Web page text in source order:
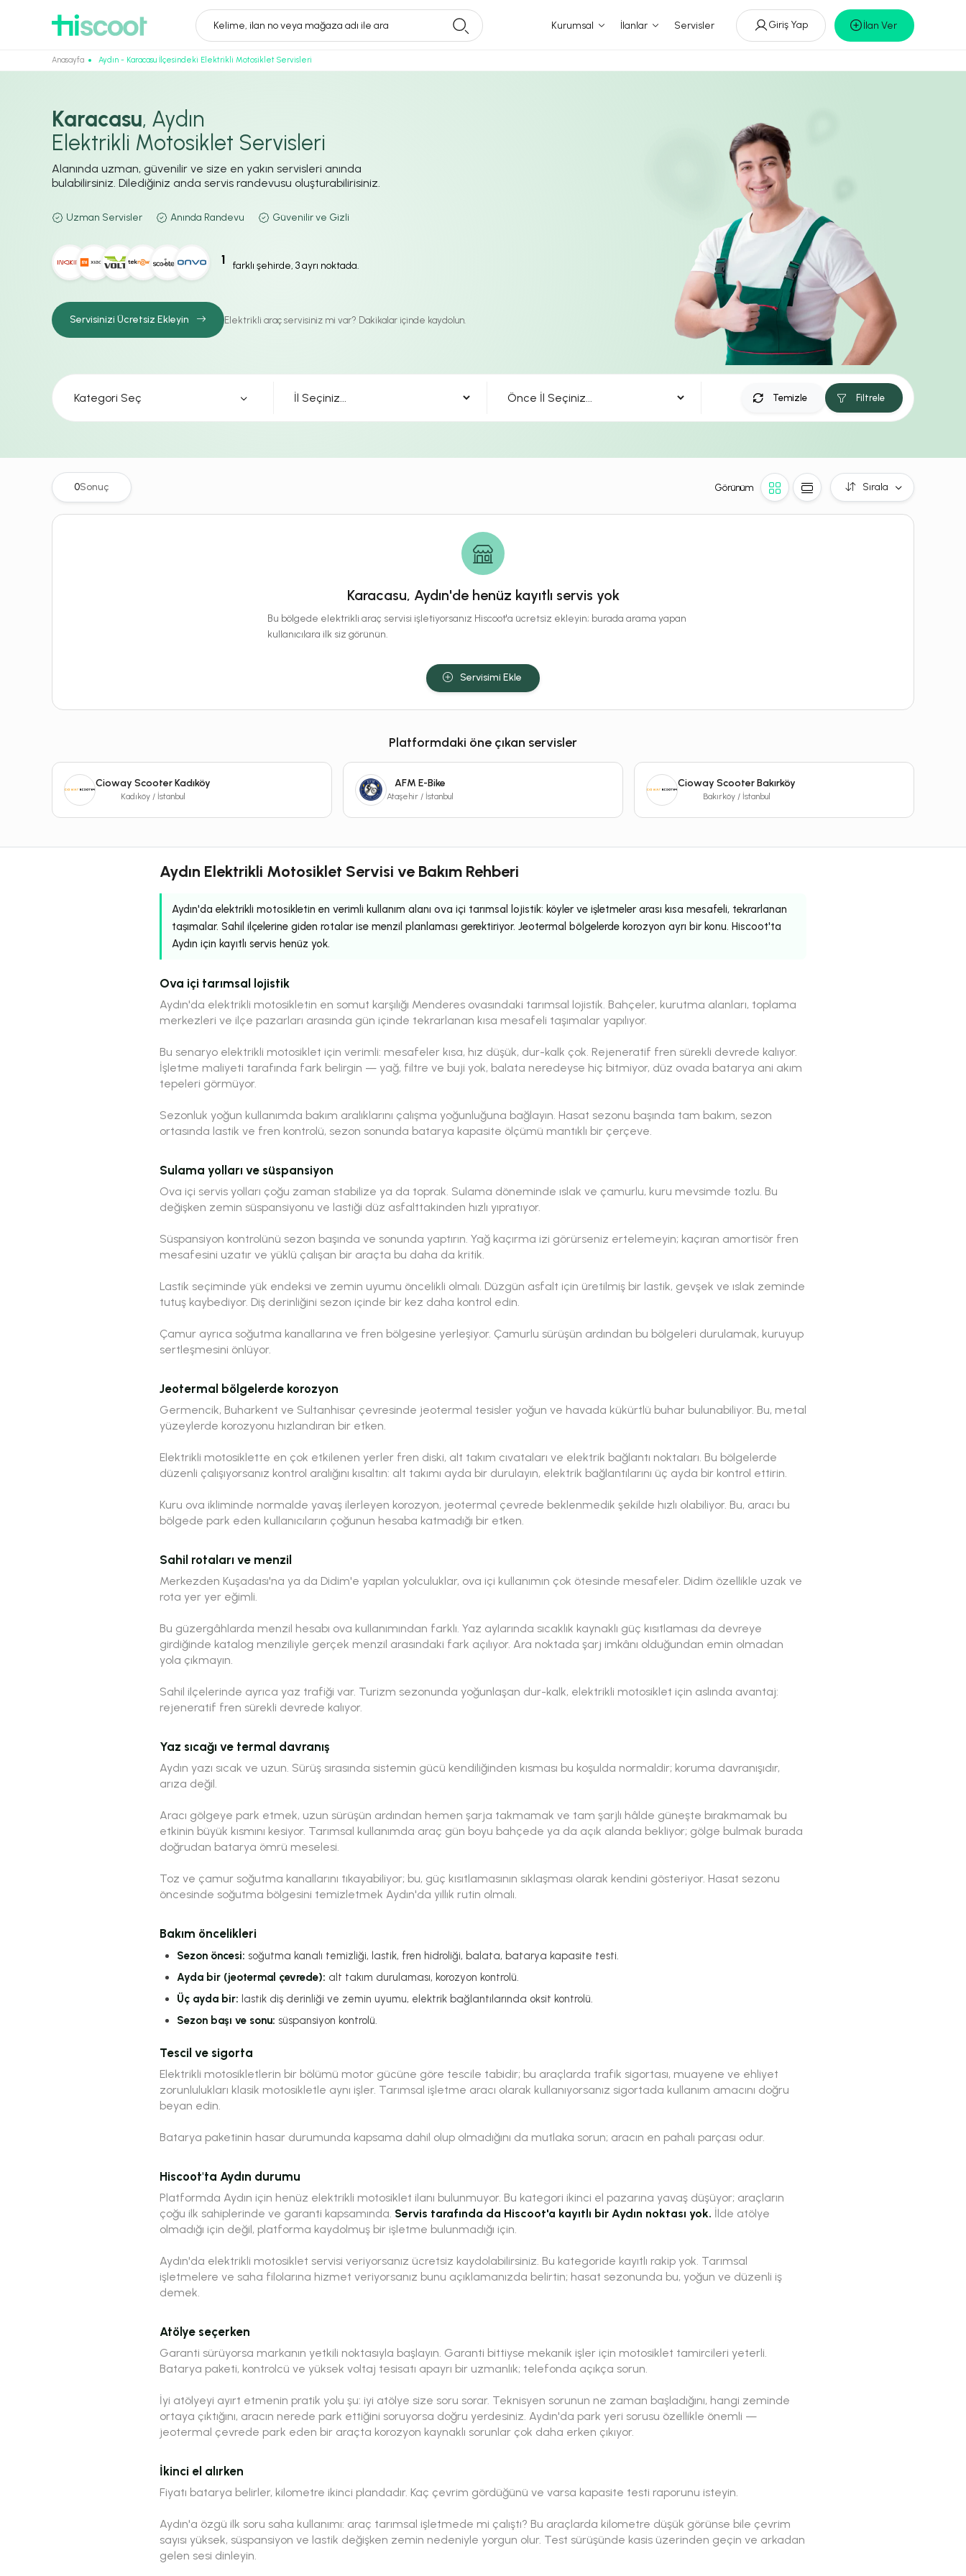
Kelime, ilan no veya mağaza adı ile ara Kurumsal İlanlar Servisler Giriş Yap İlan Ver
Anasayfa Aydın - Karacasu İlçesindeki Elektrikli Motosiklet Servisleri
Karacasu, Aydın
Elektrikli Motosiklet Servisleri
Alanında uzman, güvenilir ve size en yakın servisleri anında
bulabilirsiniz. Dilediğiniz anda servis randevusu oluşturabilirisiniz.
Uzman Servisler Anında Randevu Güvenilir ve Gizli
1 farklı şehirde, 3 ayrı noktada.
Servisinizi Ücretsiz Ekleyin Elektrikli araç servisiniz mi var? Dakikalar içinde kaydolun.
Kategori Seç Temizle Filtrele
0Sonuç Görünüm Sırala
Karacasu, Aydın'de henüz kayıtlı servis yok
Bu bölgede elektrikli araç servisi işletiyorsanız Hiscoot'a ücretsiz ekleyin; burada arama yapan
kullanıcılara ilk siz görünün.
Servisimi Ekle
Platformdaki öne çıkan servisler
Cioway Scooter Kadıköy
Kadıköy / İstanbul
AFM E-Bike
Ataşehir / İstanbul
Cioway Scooter Bakırköy
Bakırköy / İstanbul
Aydın Elektrikli Motosiklet Servisi ve Bakım Rehberi
Aydın'da elektrikli motosikletin en verimli kullanım alanı ova içi tarımsal lojistik: köyler ve işletmeler arası kısa mesafeli, tekrarlanan
taşımalar. Sahil ilçelerine giden rotalar ise menzil planlaması gerektiriyor. Jeotermal bölgelerde korozyon ayrı bir konu. Hiscoot'ta
Aydın için kayıtlı servis henüz yok.
Ova içi tarımsal lojistik
Aydın'da elektrikli motosikletin en somut karşılığı Menderes ovasındaki tarımsal lojistik. Bahçeler, kurutma alanları, toplama
merkezleri ve ilçe pazarları arasında gün içinde tekrarlanan kısa mesafeli taşımalar yapılıyor.
Bu senaryo elektrikli motosiklet için verimli: mesafeler kısa, hız düşük, dur-kalk çok. Rejeneratif fren sürekli devrede kalıyor.
İşletme maliyeti tarafında fark belirgin — yağ, filtre ve buji yok, balata neredeyse hiç bitmiyor, düz ovada batarya ani akım
tepeleri görmüyor.
Sezonluk yoğun kullanımda bakım aralıklarını çalışma yoğunluğuna bağlayın. Hasat sezonu başında tam bakım, sezon
ortasında lastik ve fren kontrolü, sezon sonunda batarya kapasite ölçümü mantıklı bir çerçeve.
Sulama yolları ve süspansiyon
Ova içi servis yolları çoğu zaman stabilize ya da toprak. Sulama döneminde ıslak ve çamurlu, kuru mevsimde tozlu. Bu
değişken zemin süspansiyonu ve lastiği düz asfalttakinden hızlı yıpratıyor.
Süspansiyon kontrolünü sezon başında ve sonunda yaptırın. Yağ kaçırma izi görürseniz ertelemeyin; kaçıran amortisör fren
mesafesini uzatır ve yüklü çalışan bir araçta bu daha da kritik.
Lastik seçiminde yük endeksi ve zemin uyumu öncelikli olmalı. Düzgün asfalt için üretilmiş bir lastik, gevşek ve ıslak zeminde
tutuş kaybediyor. Diş derinliğini sezon içinde bir kez daha kontrol edin.
Çamur ayrıca soğutma kanallarına ve fren bölgesine yerleşiyor. Çamurlu sürüşün ardından bu bölgeleri durulamak, kuruyup
sertleşmesini önlüyor.
Jeotermal bölgelerde korozyon
Germencik, Buharkent ve Sultanhisar çevresinde jeotermal tesisler yoğun ve havada kükürtlü buhar bulunabiliyor. Bu, metal
yüzeylerde korozyonu hızlandıran bir etken.
Elektrikli motosiklette en çok etkilenen yerler fren diski, alt takım cıvataları ve elektrik bağlantı noktaları. Bu bölgelerde
düzenli çalışıyorsanız kontrol aralığını kısaltın: alt takımı ayda bir durulayın, elektrik bağlantılarını üç ayda bir kontrol ettirin.
Kuru ova ikliminde normalde yavaş ilerleyen korozyon, jeotermal çevrede beklenmedik şekilde hızlı olabiliyor. Bu, aracı bu
bölgede park eden kullanıcıların çoğunun hesaba katmadığı bir etken.
Sahil rotaları ve menzil
Merkezden Kuşadası'na ya da Didim'e yapılan yolculuklar, ova içi kullanımın çok ötesinde mesafeler. Didim özellikle uzak ve
rota yer yer eğimli.
Bu güzergâhlarda menzil hesabı ova kullanımından farklı. Yaz aylarında sıcaklık kaynaklı güç kısıtlaması da devreye
girdiğinde katalog menziliyle gerçek menzil arasındaki fark açılıyor. Ara noktada şarj imkânı olduğundan emin olmadan
yola çıkmayın.
Sahil ilçelerinde ayrıca yaz trafiği var. Turizm sezonunda yoğunlaşan dur-kalk, elektrikli motosiklet için aslında avantaj:
rejeneratif fren sürekli devrede kalıyor.
Yaz sıcağı ve termal davranış
Aydın yazı sıcak ve uzun. Sürüş sırasında sistemin gücü kendiliğinden kısması bu koşulda normaldir; koruma davranışıdır,
arıza değil.
Aracı gölgeye park etmek, uzun sürüşün ardından hemen şarja takmamak ve tam şarjlı hâlde güneşte bırakmamak bu
etkinin büyük kısmını kesiyor. Tarımsal kullanımda araç gün boyu bahçede ya da açık alanda bekliyor; gölge bulmak burada
doğrudan batarya ömrü meselesi.
Toz ve çamur soğutma kanallarını tıkayabiliyor; bu, güç kısıtlamasının sıklaşması olarak kendini gösteriyor. Hasat sezonu
öncesinde soğutma bölgesini temizletmek Aydın'da yıllık rutin olmalı.
Bakım öncelikleri
Sezon öncesi: soğutma kanalı temizliği, lastik, fren hidroliği, balata, batarya kapasite testi.
Ayda bir (jeotermal çevrede): alt takım durulaması, korozyon kontrolü.
Üç ayda bir: lastik diş derinliği ve zemin uyumu, elektrik bağlantılarında oksit kontrolü.
Sezon başı ve sonu: süspansiyon kontrolü.
Tescil ve sigorta
Elektrikli motosikletlerin bir bölümü motor gücüne göre tescile tabidir; bu araçlarda trafik sigortası, muayene ve ehliyet
zorunlulukları klasik motosikletle aynı işler. Tarımsal işletme aracı olarak kullanıyorsanız sigortada kullanım amacını doğru
beyan edin.
Batarya paketinin hasar durumunda kapsama dahil olup olmadığını da mutlaka sorun; aracın en pahalı parçası odur.
Hiscoot'ta Aydın durumu
Platformda Aydın için henüz elektrikli motosiklet ilanı bulunmuyor. Bu kategori ikinci el pazarına yavaş düşüyor; araçların
çoğu ilk sahiplerinde ve garanti kapsamında. Servis tarafında da Hiscoot'a kayıtlı bir Aydın noktası yok. İlde atölye
olmadığı için değil, platforma kaydolmuş bir işletme bulunmadığı için.
Aydın'da elektrikli motosiklet servisi veriyorsanız ücretsiz kaydolabilirsiniz. Bu kategoride kayıtlı rakip yok. Tarımsal
işletmelere ve saha filolarına hizmet veriyorsanız bunu açıklamanızda belirtin; hasat sezonunda bu, yoğun ve düzenli iş
demek.
Atölye seçerken
Garanti sürüyorsa markanın yetkili noktasıyla başlayın. Garanti bittiyse mekanik işler için motosiklet tamircileri yeterli.
Batarya paketi, kontrolcü ve yüksek voltaj tesisatı apayrı bir uzmanlık; telefonda açıkça sorun.
İyi atölyeyi ayırt etmenin pratik yolu şu: iyi atölye size soru sorar. Teknisyen sorunun ne zaman başladığını, hangi zeminde
ortaya çıktığını, aracın nerede park ettiğini soruyorsa doğru yerdesiniz. Aydın'da park yeri sorusu özellikle önemli —
jeotermal çevrede park eden bir araçta korozyon kaynaklı sorunlar çok daha erken çıkıyor.
İkinci el alırken
Fiyatı batarya belirler, kilometre ikinci plandadır. Kaç çevrim gördüğünü ve varsa kapasite testi raporunu isteyin.
Aydın'a özgü ilk soru saha kullanımı: araç tarımsal işletmede mi çalıştı? Bu araçlarda kilometre düşük görünse bile çevrim
sayısı yüksek, süspansiyon ve lastik değişken zemin nedeniyle yorgun olur. Test sürüşünde kasis üzerinden geçin ve arkadan
gelen sesi dinleyin.